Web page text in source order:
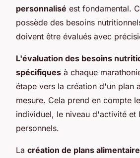
personnalisé est fondamental.
possède des besoins
doivent être évalués avec
L'évaluation des besoins
spécifiques à chaque
étape vers la création d'un plan
mesure. Cela prend en compte
individuel, le niveau d'activité et
personnels.
La création de plans